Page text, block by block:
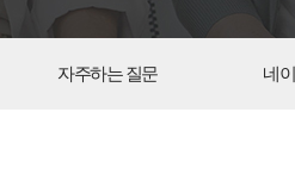
자주하는 질문 네